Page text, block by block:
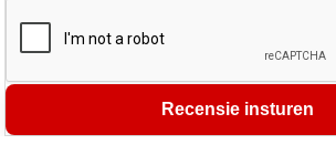
Recensie insturen